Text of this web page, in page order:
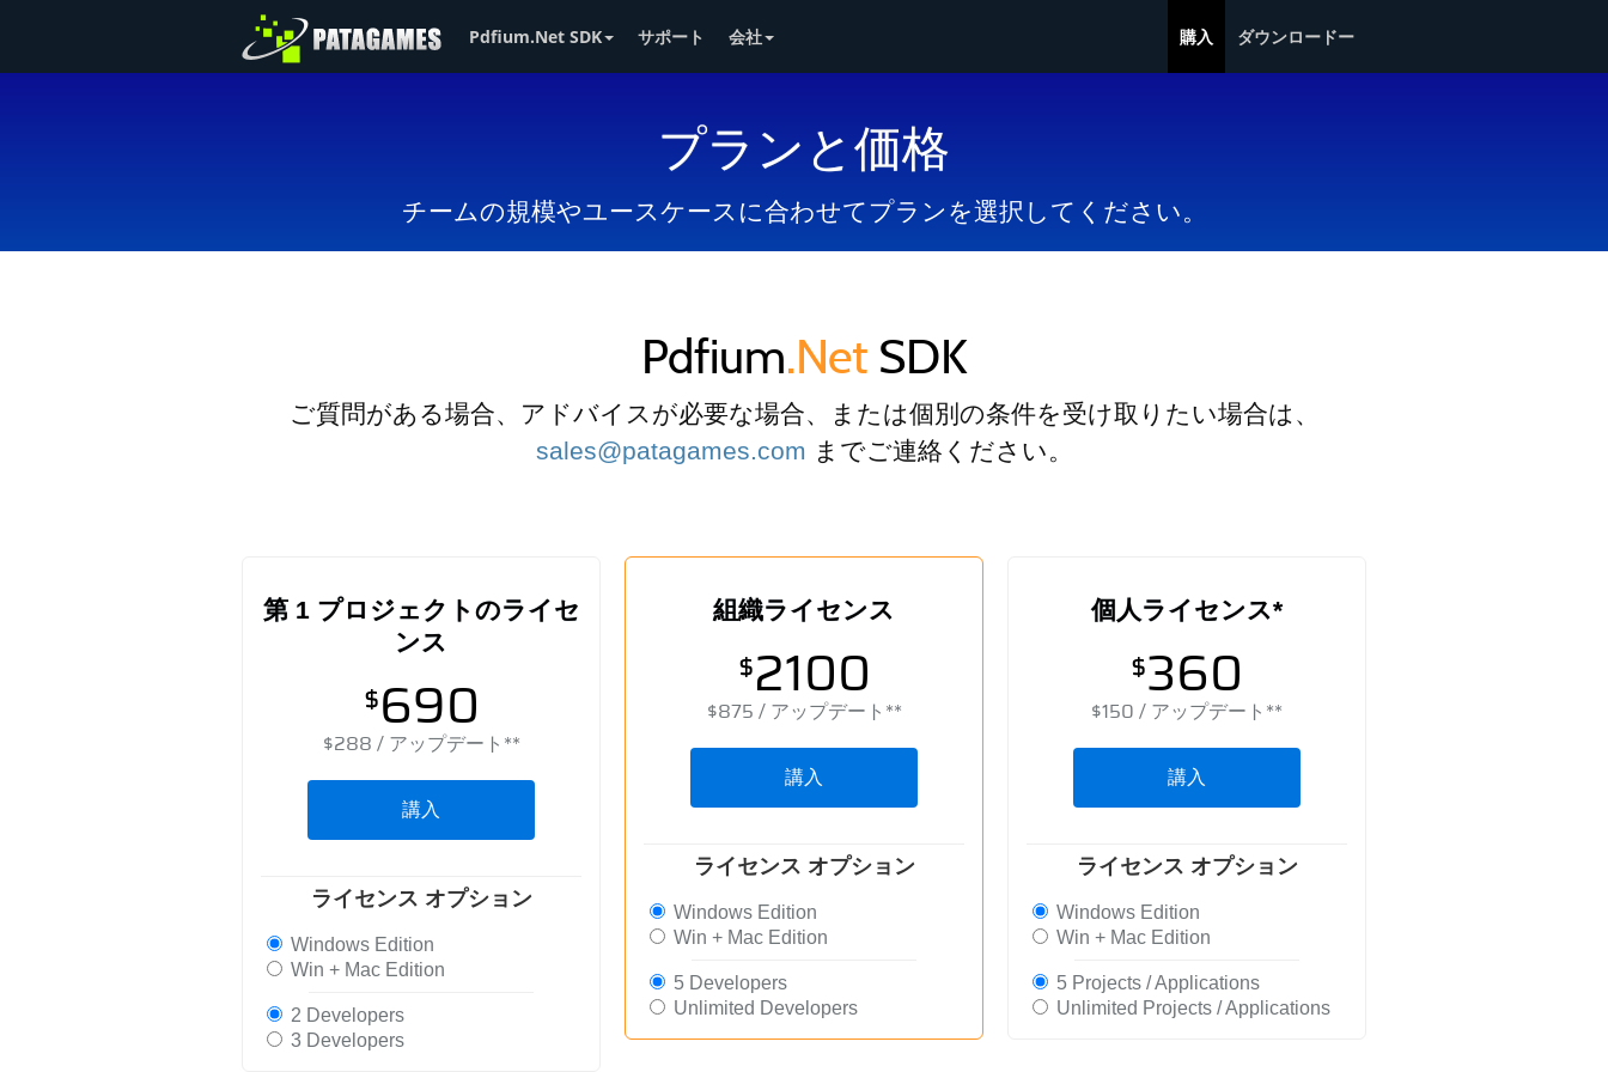
Pdfium.Net SDK サポート 会社 購入 ダウンロードー
プランと価格
チームの規模やユースケースに合わせてプランを選択してください。
Pdfium.NetSDK
ご質問がある場合、アドバイスが必要な場合、または個別の条件を受け取りたい場合は、
sales@patagames.com までご連絡ください。
第 1 プロジェクトのライセ
ンス
$690
$288 / アップデート**
講入
ライセンス オプション
Windows Edition
Win + Mac Edition
2 Developers
3 Developers
組織ライセンス
$2100
$875 / アップデート**
講入
ライセンス オプション
Windows Edition
Win + Mac Edition
5 Developers
Unlimited Developers
個人ライセンス*
$360
$150 / アップデート**
講入
ライセンス オプション
Windows Edition
Win + Mac Edition
5 Projects / Applications
Unlimited Projects / Applications